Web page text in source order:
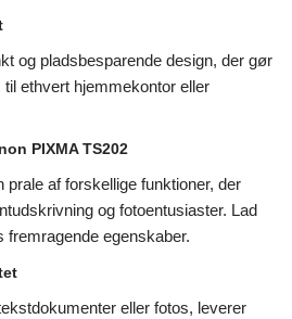
og pladsbesparende design, der gør
ethvert hjemmekontor eller
PIXMA TS202
prale af forskellige funktioner, der
og fotoentusiaster. Lad
fremragende egenskaber.
eller fotos, leverer